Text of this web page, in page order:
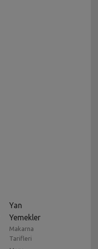
Yan
Yemekler
Makarna
Tarifleri